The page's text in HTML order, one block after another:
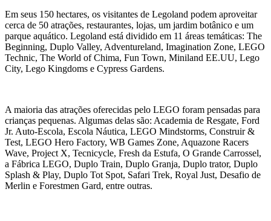
Em seus 150 hectares, os visitantes de Legoland podem aproveitar
cerca de 50 atrações, restaurantes, lojas, um jardim botânico e um
parque aquático. Legoland está dividido em 11 áreas temáticas: The
Beginning, Duplo Valley, Adventureland, Imagination Zone, LEGO
Technic, The World of Chima, Fun Town, Miniland EE.UU, Lego
City, Lego Kingdoms e Cypress Gardens.
A maioria das atrações oferecidas pelo LEGO foram pensadas para
crianças pequenas. Algumas delas são: Academia de Resgate, Ford
Jr. Auto-Escola, Escola Náutica, LEGO Mindstorms, Construir &
Test, LEGO Hero Factory, WB Games Zone, Aquazone Racers
Wave, Project X, Tecnicycle, Fresh da Estufa, O Grande Carrossel,
a Fábrica LEGO, Duplo Train, Duplo Granja, Duplo trator, Duplo
Splash & Play, Duplo Tot Spot, Safari Trek, Royal Just, Desafio de
Merlin e Forestmen Gard, entre outras.